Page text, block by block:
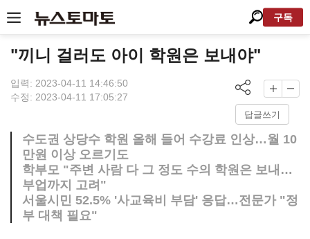
구독
"끼니 걸러도 아이 학원은 보내야"
입력: 2023-04-11 14:46:50
수정: 2023-04-11 17:05:27
답글쓰기
수도권 상당수 학원 올해 들어 수강료 인상…월 10
만원 이상 오르기도
학부모 "주변 사람 다 그 정도 수의 학원은 보내…
부업까지 고려"
서울시민 52.5% '사교육비 부담' 응답…전문가 "정
부 대책 필요"